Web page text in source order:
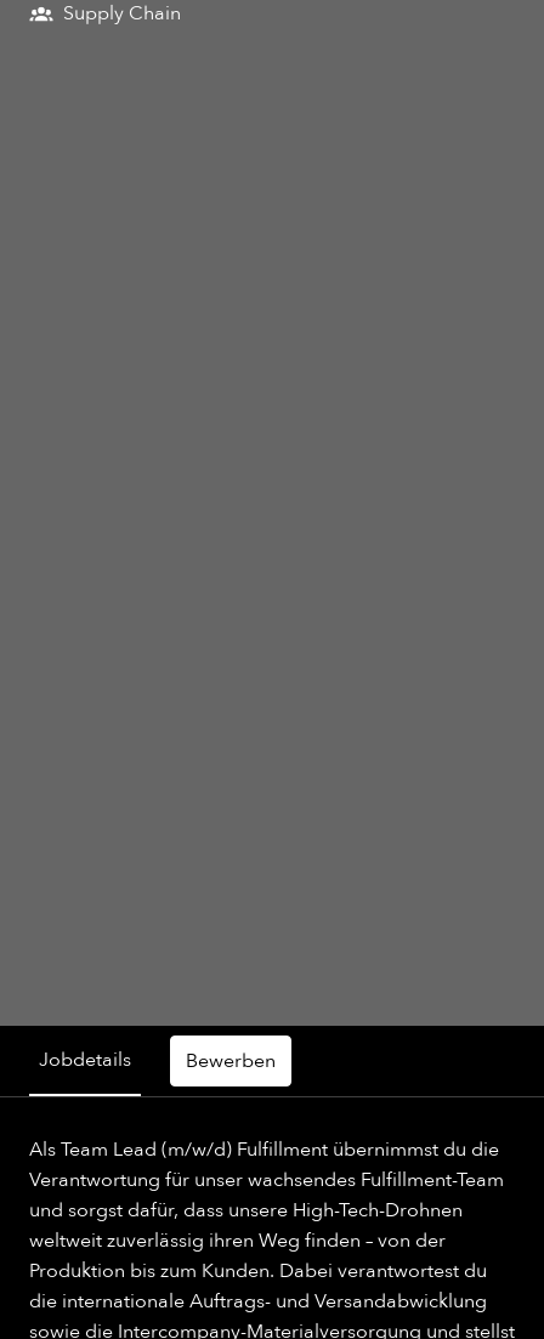
Supply Chain
Jobdetails Bewerben
Als Team Lead (m/w/d) Fulfillment übernimmst du die
Verantwortung für unser wachsendes Fulfillment-Team
und sorgst dafür, dass unsere High-Tech-Drohnen
weltweit zuverlässig ihren Weg finden – von der
Produktion bis zum Kunden. Dabei verantwortest du
die internationale Auftrags- und Versandabwicklung
sowie die Intercompany-Materialversorgung und stellst